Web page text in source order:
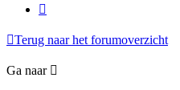
Terug naar het forumoverzicht
Ga naar